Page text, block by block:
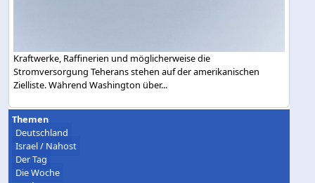
Kraftwerke, Raffinerien und möglicherweise die
Stromversorgung Teherans stehen auf der amerikanischen
Zielliste. Während Washington über...
Themen
Deutschland
Israel / Nahost
Der Tag
Die Woche